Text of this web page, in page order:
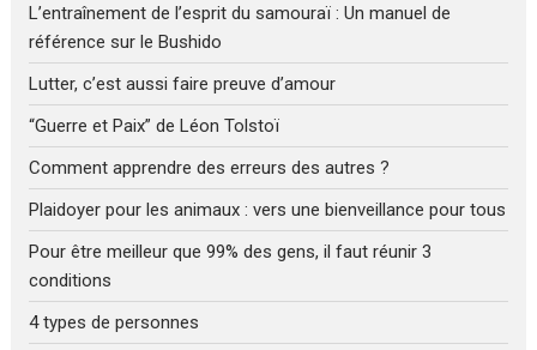
L’entraînement de l’esprit du samouraï : Un manuel de
référence sur le Bushido
Lutter, c’est aussi faire preuve d’amour
“Guerre et Paix” de Léon Tolstoï
Comment apprendre des erreurs des autres ?
Plaidoyer pour les animaux : vers une bienveillance pour tous
Pour être meilleur que 99% des gens, il faut réunir 3
conditions
4 types de personnes